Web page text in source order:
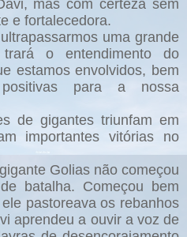
mas com certeza sem
e fortalecedora.
uma grande
o entendimento do
estamos envolvidos, bem
positivas para a nossa
de gigantes triunfam em
importantes vitórias no
Golias não começou
batalha. Começou bem
pastoreava os rebanhos
aprendeu a ouvir a voz de